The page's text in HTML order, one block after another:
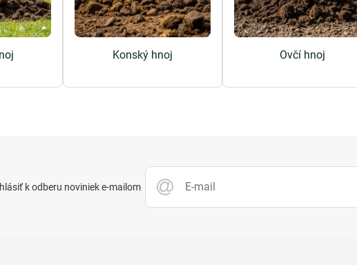
Konský hnoj Ovčí hnoj
k odberu noviniek e-mailom